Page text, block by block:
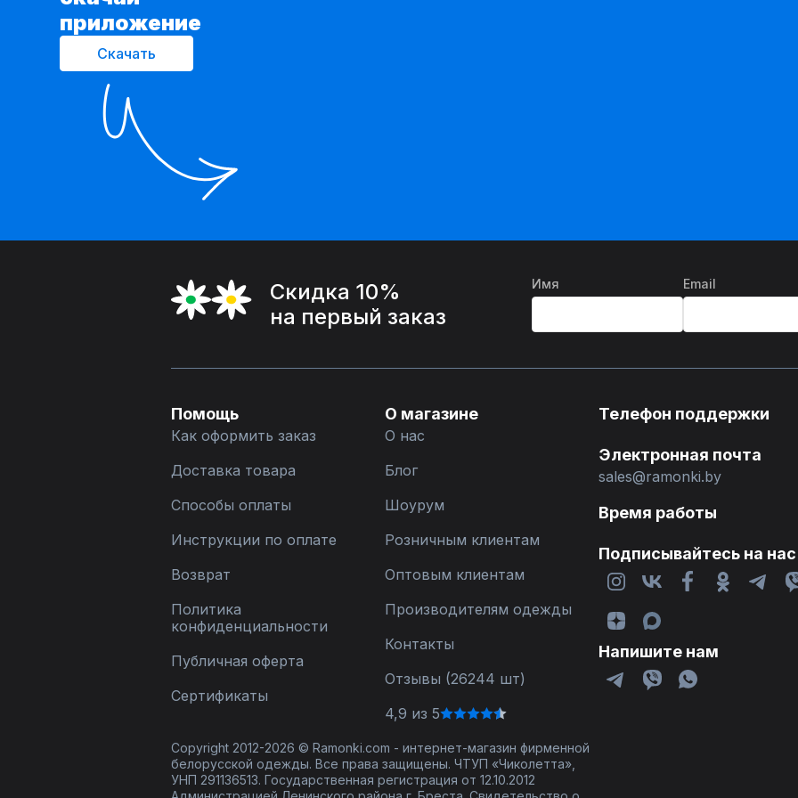
приложение
Скачать
Скидка 10%
на первый заказ
Имя Email
Помощь
Как оформить заказ
Доставка товара
Способы оплаты
Инструкции по оплате
Возврат
Политика
конфиденциальности
Публичная оферта
Сертификаты
О магазине
О нас
Блог
Шоурум
Розничным клиентам
Оптовым клиентам
Производителям одежды
Контакты
Отзывы (26244 шт)
4,9 из 5
Телефон поддержки
Электронная почта
sales@ramonki.by
Время работы
Подписывайтесь на нас
Напишите нам
Copyright 2012-2026 © Ramonki.com - интернет-магазин фирменной
белорусской одежды. Все права защищены. ЧТУП «Чиколетта»,
УНП 291136513. Государственная регистрация от 12.10.2012